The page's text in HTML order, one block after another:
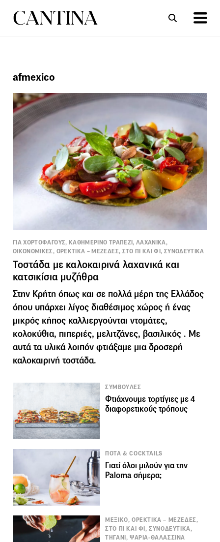
afmexico
ΓΙΑ ΧΟΡΤΟΦΑΓΟΥΣ, ΚΑΘΗΜΕΡΙΝΟ ΤΡΑΠΕΖΙ, ΛΑΧΑΝΙΚΑ,
ΟΙΚΟΝΟΜΙΚΕΣ, ΟΡΕΚΤΙΚΑ – ΜΕΖΕΔΕΣ, ΣΤΟ ΠΙ ΚΑΙ ΦΙ, ΣΥΝΟΔΕΥΤΙΚΑ
Τοστάδα με καλοκαιρινά λαχανικά και
κατσικίσια μυζήθρα
Στην Κρήτη όπως και σε πολλά μέρη της Ελλάδος
όπου υπάρχει λίγος διαθέσιμος χώρος ή ένας
μικρός κήπος καλλιεργούνται ντομάτες,
κολοκύθια, πιπεριές, μελιτζάνες, βασιλικός . Με
αυτά τα υλικά λοιπόν φτιάξαμε μια δροσερή
καλοκαιρινή τοστάδα.
ΣΥΜΒΟΥΛΕΣ
Φτιάχνουμε τορτίγιες με 4
διαφορετικούς τρόπους
ΠΟΤΑ & COCKTAILS
Γιατί όλοι μιλούν για την
Paloma σήμερα;
ΜΕΞΙΚΟ, ΟΡΕΚΤΙΚΑ – ΜΕΖΕΔΕΣ,
ΣΤΟ ΠΙ ΚΑΙ ΦΙ, ΣΥΝΟΔΕΥΤΙΚΑ,
ΤΗΓΑΝΙ, ΨΑΡΙΑ-ΘΑΛΑΣΣΙΝΑ